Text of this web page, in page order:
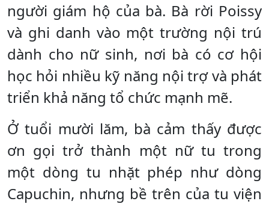
người giám hộ của bà. Bà rời Poissy
và ghi danh vào một trường nội trú
dành cho nữ sinh, nơi bà có cơ hội
học hỏi nhiều kỹ năng nội trợ và phát
triển khả năng tổ chức mạnh mẽ.
Ở tuổi mười lăm, bà cảm thấy được
ơn gọi trở thành một nữ tu trong
một dòng tu nhặt phép như dòng
Capuchin, nhưng bề trên của tu viện